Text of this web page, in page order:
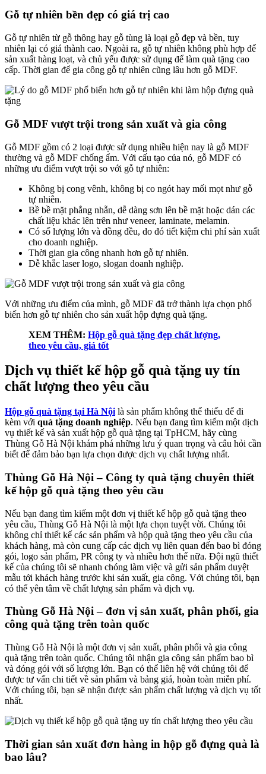
Gỗ tự nhiên bền đẹp có giá trị cao
Gỗ tự nhiên từ gỗ thông hay gỗ tùng là loại gỗ đẹp và bền, tuy
nhiên lại có giá thành cao. Ngoài ra, gỗ tự nhiên không phù hợp để
sản xuất hàng loạt, và chủ yếu được sử dụng để làm quà tặng cao
cấp. Thời gian để gia công gỗ tự nhiên cũng lâu hơn gỗ MDF.
Gỗ MDF vượt trội trong sản xuất và gia công
Gỗ MDF gồm có 2 loại được sử dụng nhiều hiện nay là gỗ MDF
thường và gỗ MDF chống ẩm. Với cấu tạo của nó, gỗ MDF có
những ưu điểm vượt trội so với gỗ tự nhiên:
Không bị cong vênh, không bị co ngót hay mối mọt như gỗ
tự nhiên.
Bề bề mặt phẳng nhẵn, dễ dàng sơn lên bề mặt hoặc dán các
chất liệu khác lên trên như veneer, laminate, melamin.
Có số lượng lớn và đồng đều, do đó tiết kiệm chi phí sản xuất
cho doanh nghiệp.
Thời gian gia công nhanh hơn gỗ tự nhiên.
Dễ khắc laser logo, slogan doanh nghiệp.
Với những ưu điểm của mình, gỗ MDF đã trở thành lựa chọn phổ
biến hơn gỗ tự nhiên cho sản xuất hộp đựng quà tặng.
XEM THÊM: Hộp gỗ quà tặng đẹp chất lượng,
theo yêu cầu, giá tốt
Dịch vụ thiết kế hộp gỗ quà tặng uy tín
chất lượng theo yêu cầu
Hộp gỗ quà tặng tại Hà Nội là sản phẩm không thể thiếu để đi
kèm với quà tặng doanh nghiệp. Nếu bạn đang tìm kiếm một dịch
vụ thiết kế và sản xuất hộp gỗ quà tặng tại TpHCM, hãy cùng
Thùng Gỗ Hà Nội khám phá những lưu ý quan trọng và câu hỏi cần
biết để đảm bảo bạn lựa chọn được dịch vụ chất lượng nhất.
Thùng Gỗ Hà Nội – Công ty quà tặng chuyên thiết
kế hộp gỗ quà tặng theo yêu cầu
Nếu bạn đang tìm kiếm một đơn vị thiết kế hộp gỗ quà tặng theo
yêu cầu, Thùng Gỗ Hà Nội là một lựa chọn tuyệt vời. Chúng tôi
không chỉ thiết kế các sản phẩm và hộp quà tặng theo yêu cầu của
khách hàng, mà còn cung cấp các dịch vụ liên quan đến bao bì đóng
gói, logo sản phẩm, PR công ty và nhiều hơn thế nữa. Đội ngũ thiết
kế của chúng tôi sẽ nhanh chóng làm việc và gửi sản phẩm duyệt
mẫu tới khách hàng trước khi sản xuất, gia công. Với chúng tôi, bạn
có thể yên tâm về chất lượng sản phẩm và dịch vụ.
Thùng Gỗ Hà Nội– đơn vị sản xuất, phân phối, gia
công quà tặng trên toàn quốc
Thùng Gỗ Hà Nội là một đơn vị sản xuất, phân phối và gia công
quà tặng trên toàn quốc. Chúng tôi nhận gia công sản phẩm bao bì
và đóng gói với số lượng lớn. Bạn có thể liên hệ với chúng tôi để
được tư vấn chi tiết về sản phẩm và bảng giá, hoàn toàn miễn phí.
Với chúng tôi, bạn sẽ nhận được sản phẩm chất lượng và dịch vụ tốt
nhất.
Thời gian sản xuất đơn hàng in hộp gỗ đựng quà là
bao lâu?